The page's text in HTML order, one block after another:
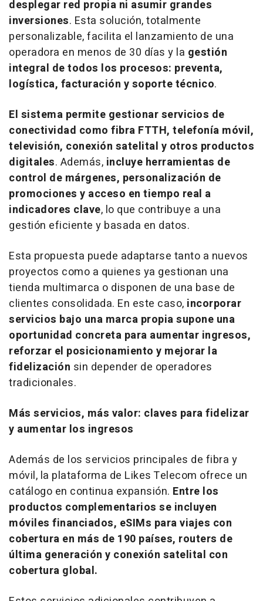
desplegar red propia ni asumir grandes
inversiones. Esta solución, totalmente
personalizable, facilita el lanzamiento de una
operadora en menos de 30 días y la gestión
integral de todos los procesos: preventa,
logística, facturación y soporte técnico.
El sistema permite gestionar servicios de
conectividad como fibra FTTH, telefonía móvil,
televisión, conexión satelital y otros productos
digitales. Además, incluye herramientas de
control de márgenes, personalización de
promociones y acceso en tiempo real a
indicadores clave, lo que contribuye a una
gestión eficiente y basada en datos.
Esta propuesta puede adaptarse tanto a nuevos
proyectos como a quienes ya gestionan una
tienda multimarca o disponen de una base de
clientes consolidada. En este caso, incorporar
servicios bajo una marca propia supone una
oportunidad concreta para aumentar ingresos,
reforzar el posicionamiento y mejorar la
fidelización sin depender de operadores
tradicionales.
Más servicios, más valor: claves para fidelizar
y aumentar los ingresos
Además de los servicios principales de fibra y
móvil, la plataforma de Likes Telecom ofrece un
catálogo en continua expansión. Entre los
productos complementarios se incluyen
móviles financiados, eSIMs para viajes con
cobertura en más de 190 países, routers de
última generación y conexión satelital con
cobertura global.